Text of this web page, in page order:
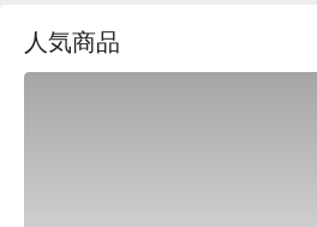
た雰囲気は、私たちのお客様へ対す
くさんの職人達の手によって作ら
人気商品